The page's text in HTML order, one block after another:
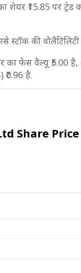
₹15.85 पर
स्टॉक की
का फेस वैल्यू ₹5.00
है.
Share Price